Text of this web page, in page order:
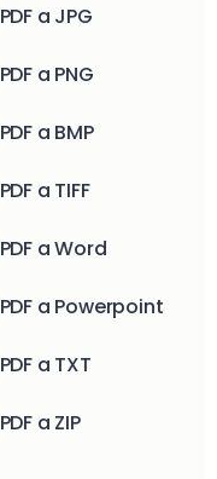
PDF a JPG
PDF a PNG
PDF a BMP
PDF a TIFF
PDF a Word
PDF a Powerpoint
PDF a TXT
PDF a ZIP